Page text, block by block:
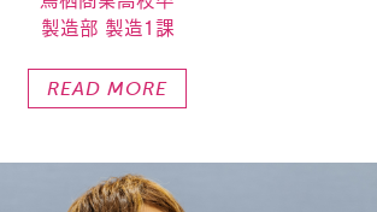
製造部 製造1課
READ MORE